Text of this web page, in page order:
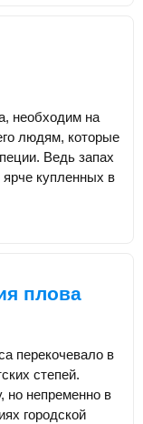
необходим на
людям, которые
Ведь запах
ярче купленных в
плова
перекочевало в
степей.
но непременно в
городской